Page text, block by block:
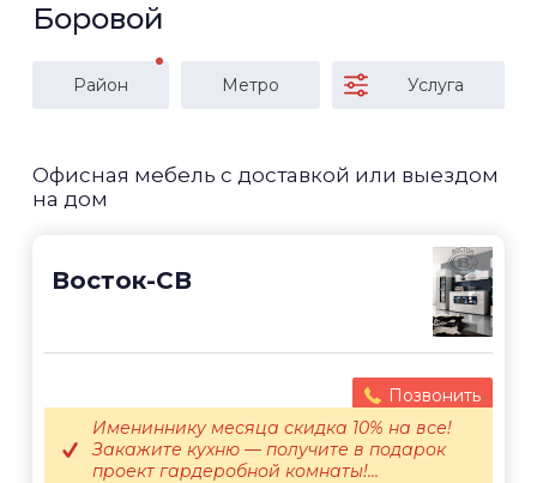
Боровой
Район Метро Услуга
Офисная мебель с доставкой или выездом
на дом
Восток-СВ
Позвонить
Имениннику месяца скидка 10% на все!
Закажите кухню — получите в подарок
проект гардеробной комнаты!...